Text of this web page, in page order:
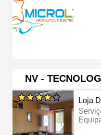
NV -
Loja